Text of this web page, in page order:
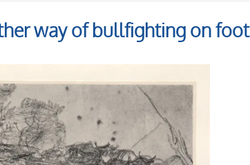
way of bullfighting on foot